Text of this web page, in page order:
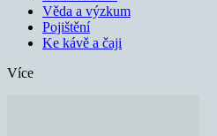
Věda a výzkum
Pojištění
Ke kávě a čaji
Více